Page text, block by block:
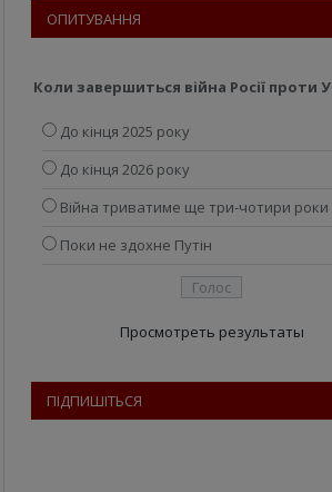
ОПИТУВАННЯ
Коли завершиться війна Росії проти
До кінця 2025 року
До кінця 2026 року
Війна триватиме ще три-чотири роки
Поки не здохне Путін
Просмотреть результаты
ПІДПИШІТЬСЯ